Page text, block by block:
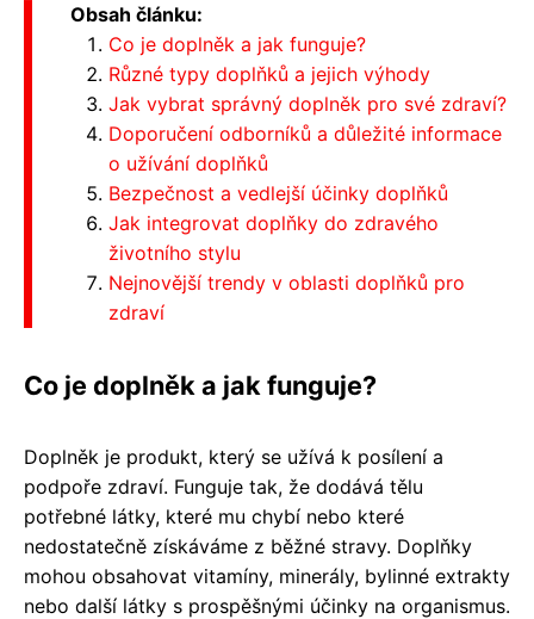
Obsah článku:
Co je doplněk a jak funguje?
Různé typy doplňků a jejich výhody
Jak vybrat správný doplněk pro své zdraví?
Doporučení odborníků a důležité informace
o užívání doplňků
Bezpečnost a vedlejší účinky doplňků
Jak integrovat doplňky do zdravého
životního stylu
Nejnovější trendy v oblasti doplňků pro
zdraví
Co je doplněk a jak funguje?
Doplněk je produkt, který se užívá k posílení a
podpoře zdraví. Funguje tak, že dodává tělu
potřebné látky, které mu chybí nebo které
nedostatečně získáváme z běžné stravy. Doplňky
mohou obsahovat vitamíny, minerály, bylinné extrakty
nebo další látky s prospěšnými účinky na organismus.